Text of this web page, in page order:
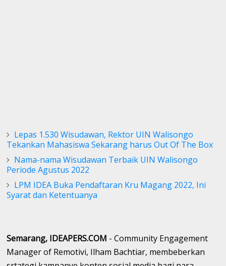
Lepas 1.530 Wisudawan, Rektor UIN Walisongo
Tekankan Mahasiswa Sekarang harus Out Of The Box
Nama-nama Wisudawan Terbaik UIN Walisongo
Periode Agustus 2022
LPM IDEA Buka Pendaftaran Kru Magang 2022, Ini
Syarat dan Ketentuanya
Semarang, IDEAPERS.COM - Community Engagement
Manager of Remotivi, Ilham Bachtiar, membeberkan